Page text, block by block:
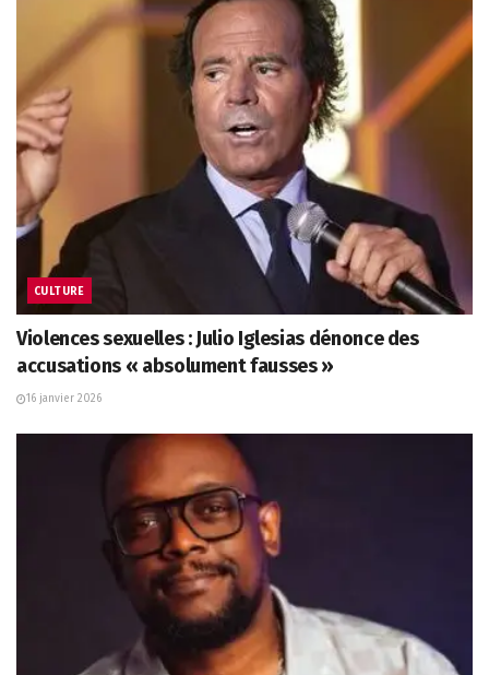
CULTURE
Violences sexuelles : Julio Iglesias dénonce des
accusations « absolument fausses »
16 janvier 2026